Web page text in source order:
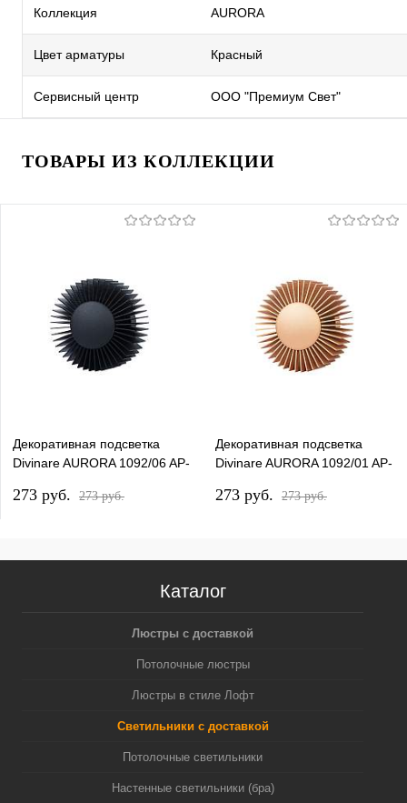
Коллекция AURORA
Цвет арматуры Красный
Сервисный центр ООО "Премиум Свет"
ТОВАРЫ ИЗ КОЛЛЕКЦИИ
Декоративная подсветка
Divinare AURORA 1092/06 AP-
273 pуб. 273 pуб.
Декоративная подсветка
Divinare AURORA 1092/01 AP-
273 pуб. 273 pуб.
Каталог
Люстры с доставкой
Потолочные люстры
Люстры в стиле Лофт
Светильники с доставкой
Потолочные светильники
Настенные светильники (бра)